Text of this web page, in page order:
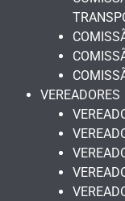
VEREADORES